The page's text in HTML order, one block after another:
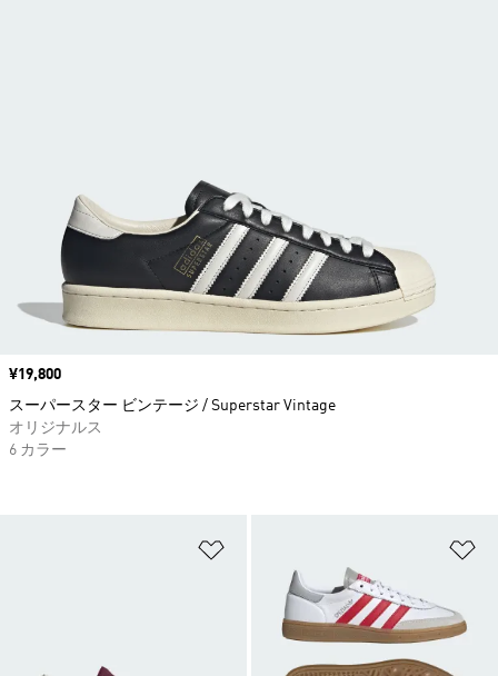
価格
¥19,800
スーパースター ビンテージ / Superstar Vintage
オリジナルス
6 カラー